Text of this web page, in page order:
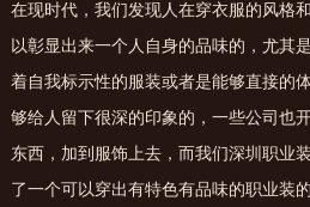
在现时代，我们发现人在穿衣服的风格
以彰显出来一个人自身的品味的，尤其
着自我标示性的服装或者是能够直接的
够给人留下很深的印象的，一些公司也
东西，加到服饰上去，而我们深圳职业
了一个可以穿出有特色有品味的职业装